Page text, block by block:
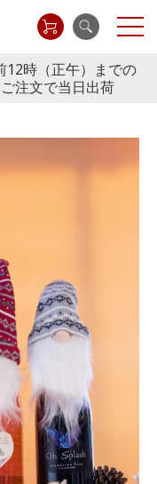
12時（正午）までの
ご注文で当日出荷